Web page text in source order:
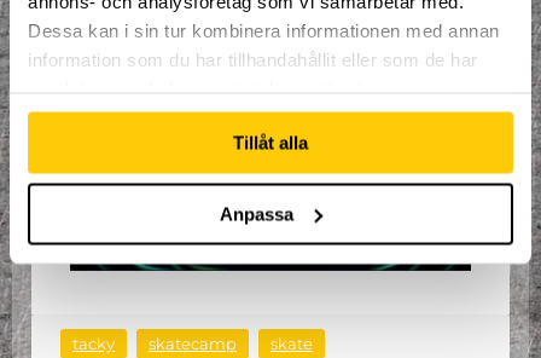
Dessa kan i sin tur kombinera informationen med annan
information som du har tillhandahållit eller som de har
Tillåt alla
Anpassa
tacky skatecamp skate